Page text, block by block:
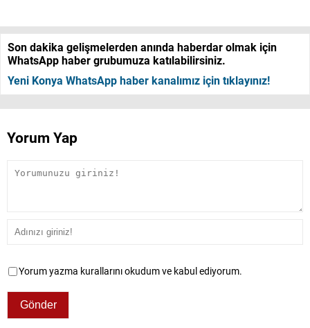
Son dakika gelişmelerden anında haberdar olmak için
WhatsApp haber grubumuza katılabilirsiniz.
Yeni Konya WhatsApp haber kanalımız için tıklayınız!
Yorum Yap
Yorum yazma kurallarını okudum ve kabul ediyorum.